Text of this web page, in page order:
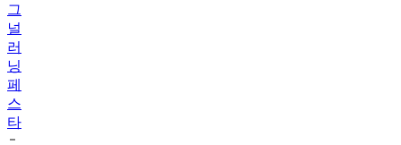
그
널
러
닝
페
스
타